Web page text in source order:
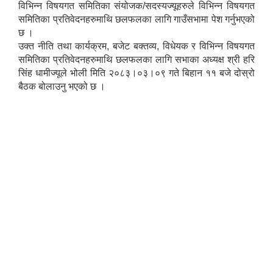
विभिन्न विषयगत समितिका संयोजक/सदस्यज्यूहरुले विभिन्न विषयगत
समितिका प्रतिवेदनहरुमाथि छलफलका लागि गाउँसभामा पेश गर्नुभएको
छ ।
उक्त नीति तथा कार्यक्रम, बजेट बक्तव्य, विधेयक र विभिन्न विषयगत
समितिका प्रतिवेदनहरुमाथि छलफलका लागि सभाका अध्यक्ष श्री हरि
सिंह धामीज्यूले भोली मिति २०८३।०३।०९ गते बिहान ११ बजे दोस्रो
बैठक बोलाउनु भएको छ ।